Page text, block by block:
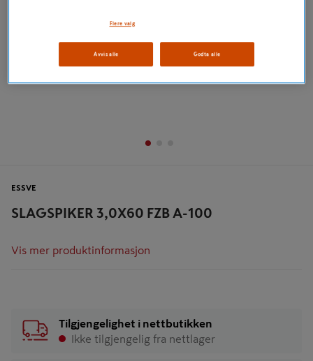
SLAGSPIKER 3,0X60 FZB A-100
ESSVE
Vis mer produktinformasjon
Tilgjengelighet i nettbutikken
Ikke tilgjengelig fra nettlager
Flere valg
Avvis alle Godta alle